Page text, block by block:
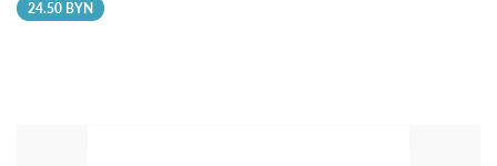
24.50 BYN